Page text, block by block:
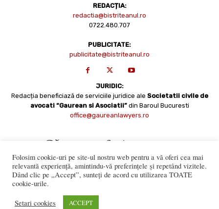
REDACȚIA:
redactia@bistriteanul.ro
0722.480.707
PUBLICITATE:
publicitate@bistriteanul.ro
JURIDIC:
Redacția beneficiază de serviciile juridice ale Societatii civile de
avocati “Gaurean si Asociatii” din Baroul Bucuresti
office@gaureanlawyers.ro
numai cu acordul expres al Bistriteanul.Ro. © Copyright 2008 -
Folosim cookie-uri pe site-ul nostru web pentru a vă oferi cea mai
relevantă experiență, amintindu-vă preferințele și repetând vizitele.
Dând clic pe „Accept”, sunteți de acord cu utilizarea TOATE
cookie-urile.
Setari cookies ACCEPT